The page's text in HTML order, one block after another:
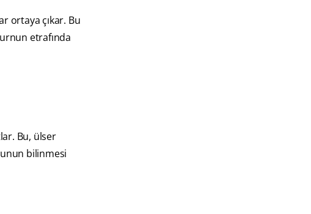
ortaya çıkar. Bu
etrafında
Bu, ülser
bilinmesi